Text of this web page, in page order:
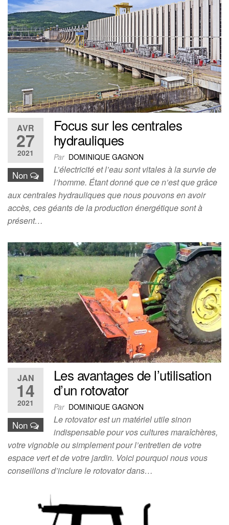
AVR
27
2021
Non
Focus sur les centrales
hydrauliques
Par DOMINIQUE GAGNON
L’électricité et l’eau sont vitales à la survie de
l’homme. Étant donné que ce n’est que grâce
aux centrales hydrauliques que nous pouvons en avoir
accès, ces géants de la production énergétique sont à
présent…
JAN
14
2021
Non
Les avantages de l’utilisation
d’un rotovator
Par DOMINIQUE GAGNON
Le rotovator est un matériel utile sinon
indispensable pour vos cultures maraîchères,
votre vignoble ou simplement pour l’entretien de votre
espace vert et de votre jardin. Voici pourquoi nous vous
conseillons d’inclure le rotovator dans…